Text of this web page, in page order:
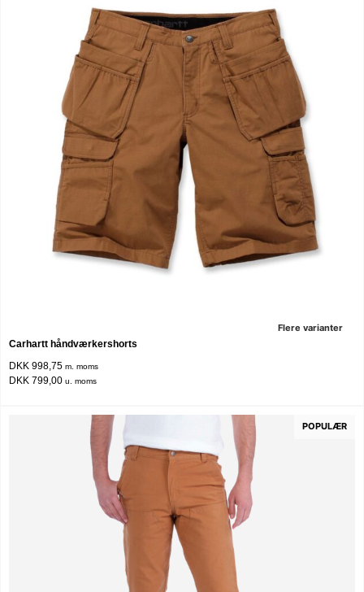
Flere varianter
Carhartt håndværkershorts
DKK 998,75 m. moms
DKK 799,00 u. moms
POPULÆR